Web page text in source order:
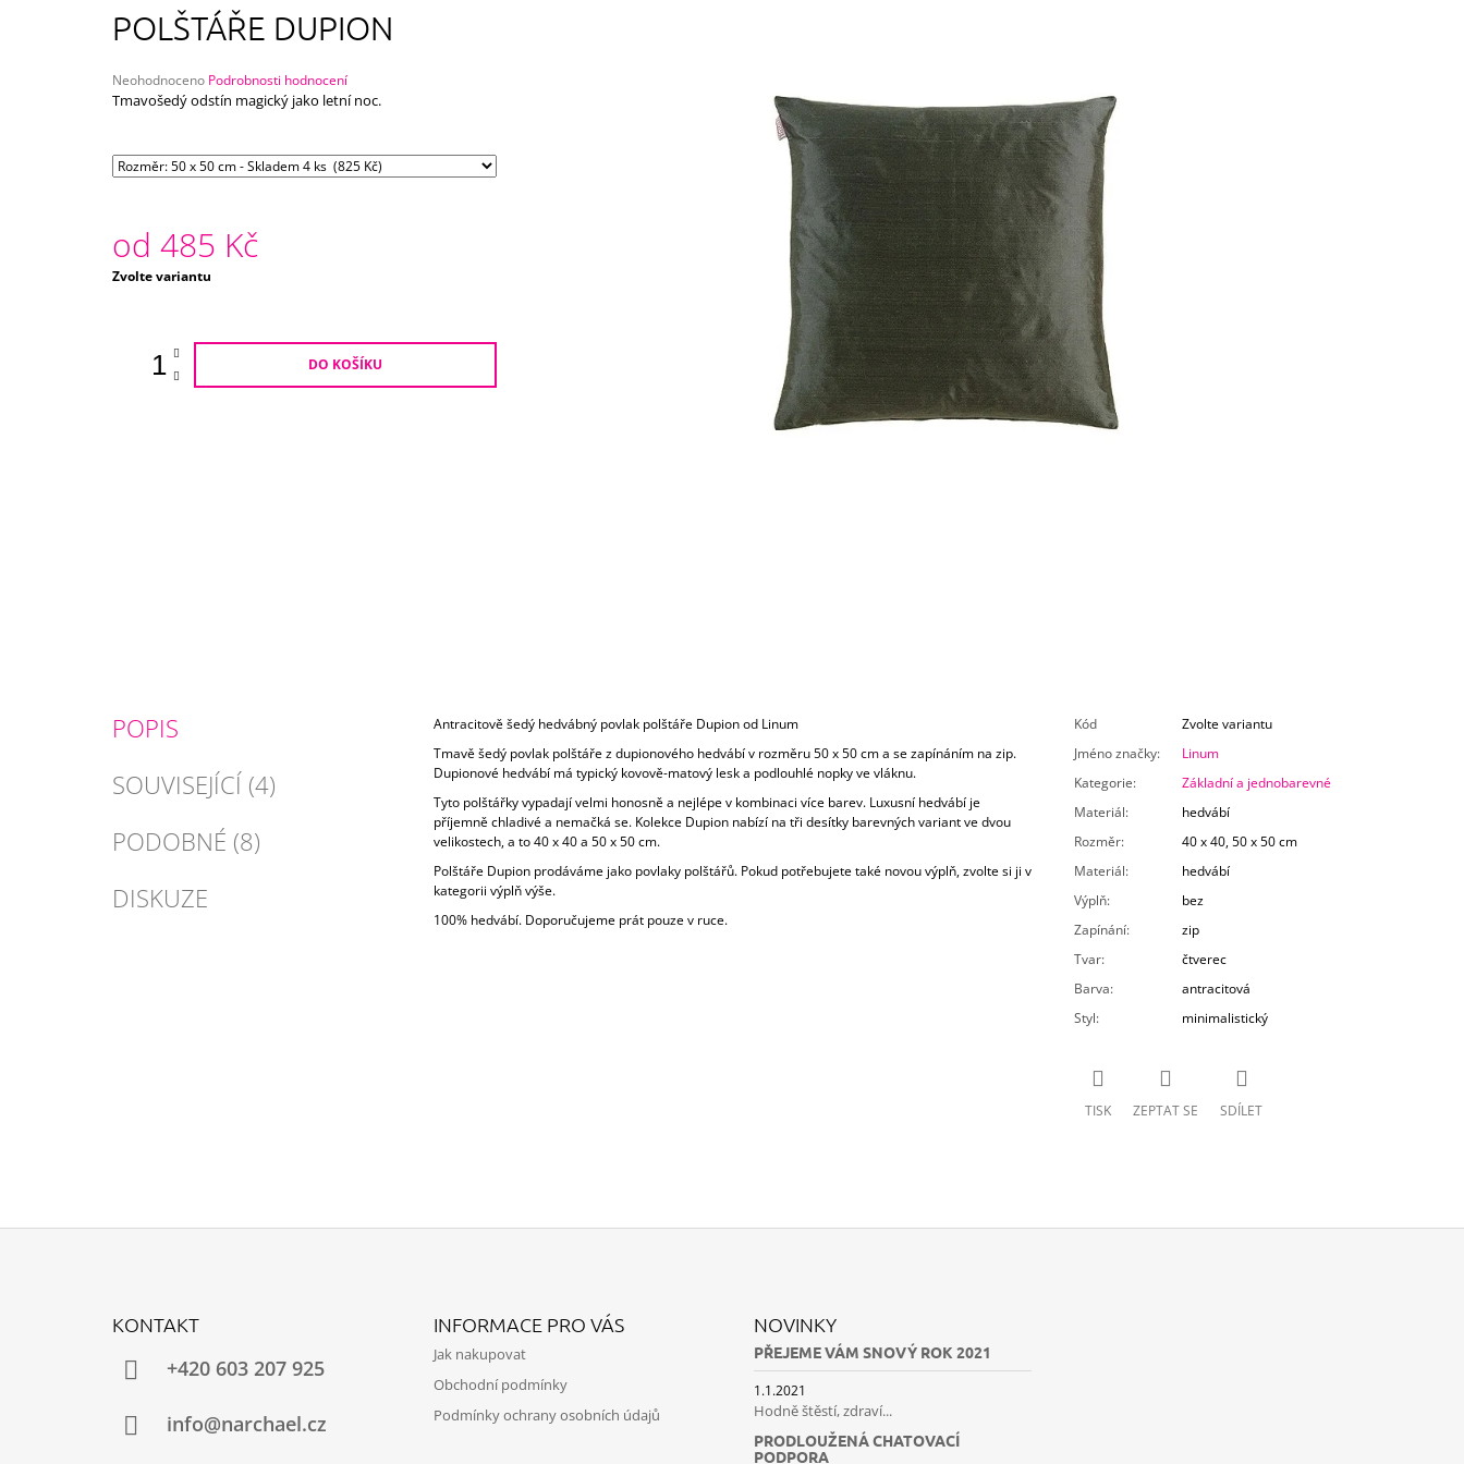
POLŠTÁŘE DUPION
Průměrné
hodnocení
0,0
z
Neohodnoceno Podrobnosti hodnocení
Tmavošedý odstín magický jako letní noc.
od 485 Kč
Měrná
Zvolte variantu
DO KOŠÍKU
POPIS
SOUVISEJÍCÍ (4)
PODOBNÉ (8)
DISKUZE
Antracitově šedý hedvábný povlak polštáře Dupion od Linum
Tmavě šedý povlak polštáře z dupionového hedvábí v rozměru 50 x 50 cm a se zapínáním na zip.
Dupionové hedvábí má typický kovově-matový lesk a podlouhlé nopky ve vláknu.
Tyto polštářky vypadají velmi honosně a nejlépe v kombinaci více barev. Luxusní hedvábí je
příjemně chladivé a nemačká se. Kolekce Dupion nabízí na tři desítky barevných variant ve dvou
velikostech, a to 40 x 40 a 50 x 50 cm.
Polštáře Dupion prodáváme jako povlaky polštářů. Pokud potřebujete také novou výplň, zvolte si ji v
kategorii výplň výše.
100% hedvábí. Doporučujeme prát pouze v ruce.
Kód
Zvolte variantu
Jméno značky:
Linum
Kategorie:
Základní a jednobarevné
Materiál:
hedvábí
Rozměr:
40 x 40, 50 x 50 cm
Materiál:
hedvábí
Výplň:
bez
Zapínání:
zip
Tvar:
čtverec
Barva:
antracitová
Styl: minimalistický
TISK ZEPTAT SE SDÍLET
750 Kč
KONTAKT
+420 603 207 925
info@narchael.cz
INFORMACE PRO VÁS
Jak nakupovat
Obchodní podmínky
Podmínky ochrany osobních údajů
NOVINKY
PŘEJEME VÁM SNOVÝ ROK 2021
1.1.2021
Hodně štěstí, zdraví...
PRODLOUŽENÁ CHATOVACÍ
PODPORA